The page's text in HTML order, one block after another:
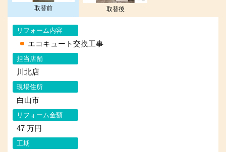
取替前 取替後
リフォーム内容
エコキュート交換工事
担当店舗
川北店
現場住所
白山市
リフォーム金額
47 万円
工期